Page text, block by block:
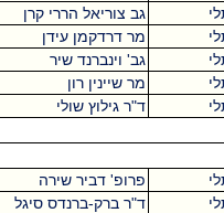
גב צוריאל הררי קרן
מר דרדקמן עידן
גב' וינברנד שיר
מר שיינין רון
ד"ר גילוץ שולי
פרופ' דביר שירה
ד"ר ברק-ברנדס סיגל